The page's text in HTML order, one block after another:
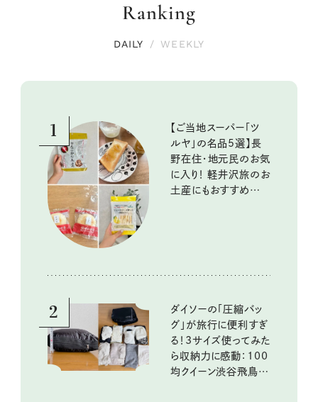
Ranking
DAILY / WEEKLY
1
【ご当地スーパー「ツ
ルヤ」の名品5選】長
野在住・地元民のお気
に入り！ 軽井沢旅のお
土産にもおすすめのお
2
ダイソーの「圧縮バッ
グ」が旅行に便利すぎ
る！3サイズ使ってみた
ら収納力に感動：100
均クイーン渋谷飛鳥の